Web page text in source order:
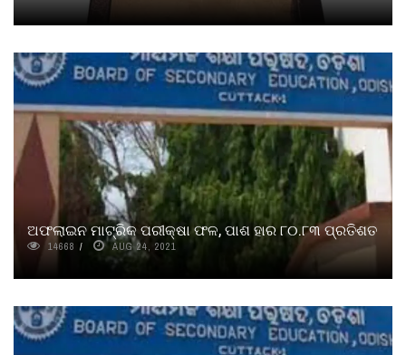
ଅଫଲାଇନ ମାଟ୍ରିକ ପରୀକ୍ଷା ଫଳ, ପାଶ ହାର ୮୦.୮୩ ପ୍ରତିଶତ
14668 AUG 24, 2021